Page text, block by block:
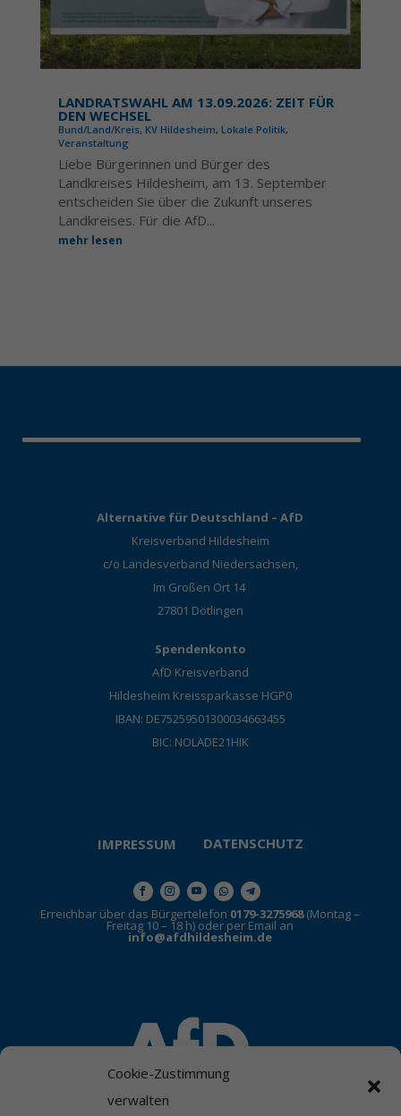
Cookie-Zustimmung
verwalten
LANDRATSWAHL AM 13.09.2026: ZEIT FÜR
DEN WECHSEL
Bund/Land/Kreis, KV Hildesheim, Lokale Politik,
Veranstaltung
Liebe Bürgerinnen und Bürger des
Landkreises Hildesheim, am 13. September
entscheiden Sie über die Zukunft unseres
Landkreises. Für die AfD...
mehr lesen
Alternative für Deutschland – AfD
Kreisverband Hildesheim
c/o Landesverband Niedersachsen,
Im Großen Ort 14
27801 Dötlingen
Spendenkonto
AfD Kreisverband
Hildesheim Kreissparkasse HGP0
IBAN: DE75259501300034663455
BIC: NOLADE21HIK
IMPRESSUM DATENSCHUTZ
Erreichbar über das Bürgertelefon 0179-3275968(Montag –
Freitag 10 – 18 h) oder per Email an
info@afdhildesheim.de